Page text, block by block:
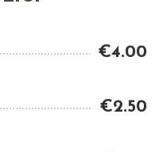
€4.00
€2.50